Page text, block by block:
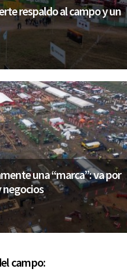
respaldo al campo y un
una “marca”: va por
negocios
campo: